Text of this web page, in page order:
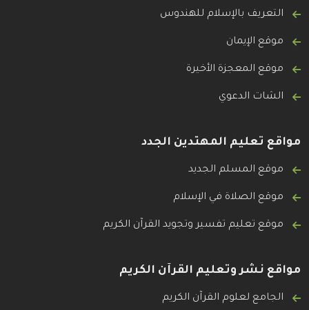
التعريف بالإسلام للهندوس
موقع الإيمان
موقع المعجزة الأخيرة
الشات الدعوي
مواقع تعليم المهتدين الجدد
موقع المسلم الجديد
موقع الصلاة في الإسلام
موقع تعليم تفسير وتجويد القرآن الكريم
مواقع نشر وتعليم القرآن الكريم
الجامع لعلوم القرآن الكريم